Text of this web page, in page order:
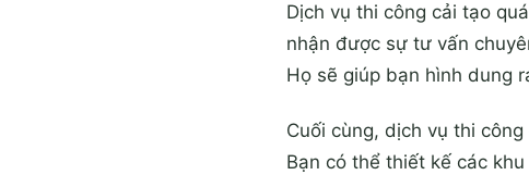
Dịch vụ thi công cải tạo
nhận được sự tư vấn
Họ sẽ giúp bạn hình dung
Cuối cùng, dịch vụ thi
Bạn có thể thiết kế các